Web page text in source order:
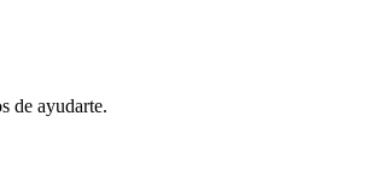
de ayudarte.